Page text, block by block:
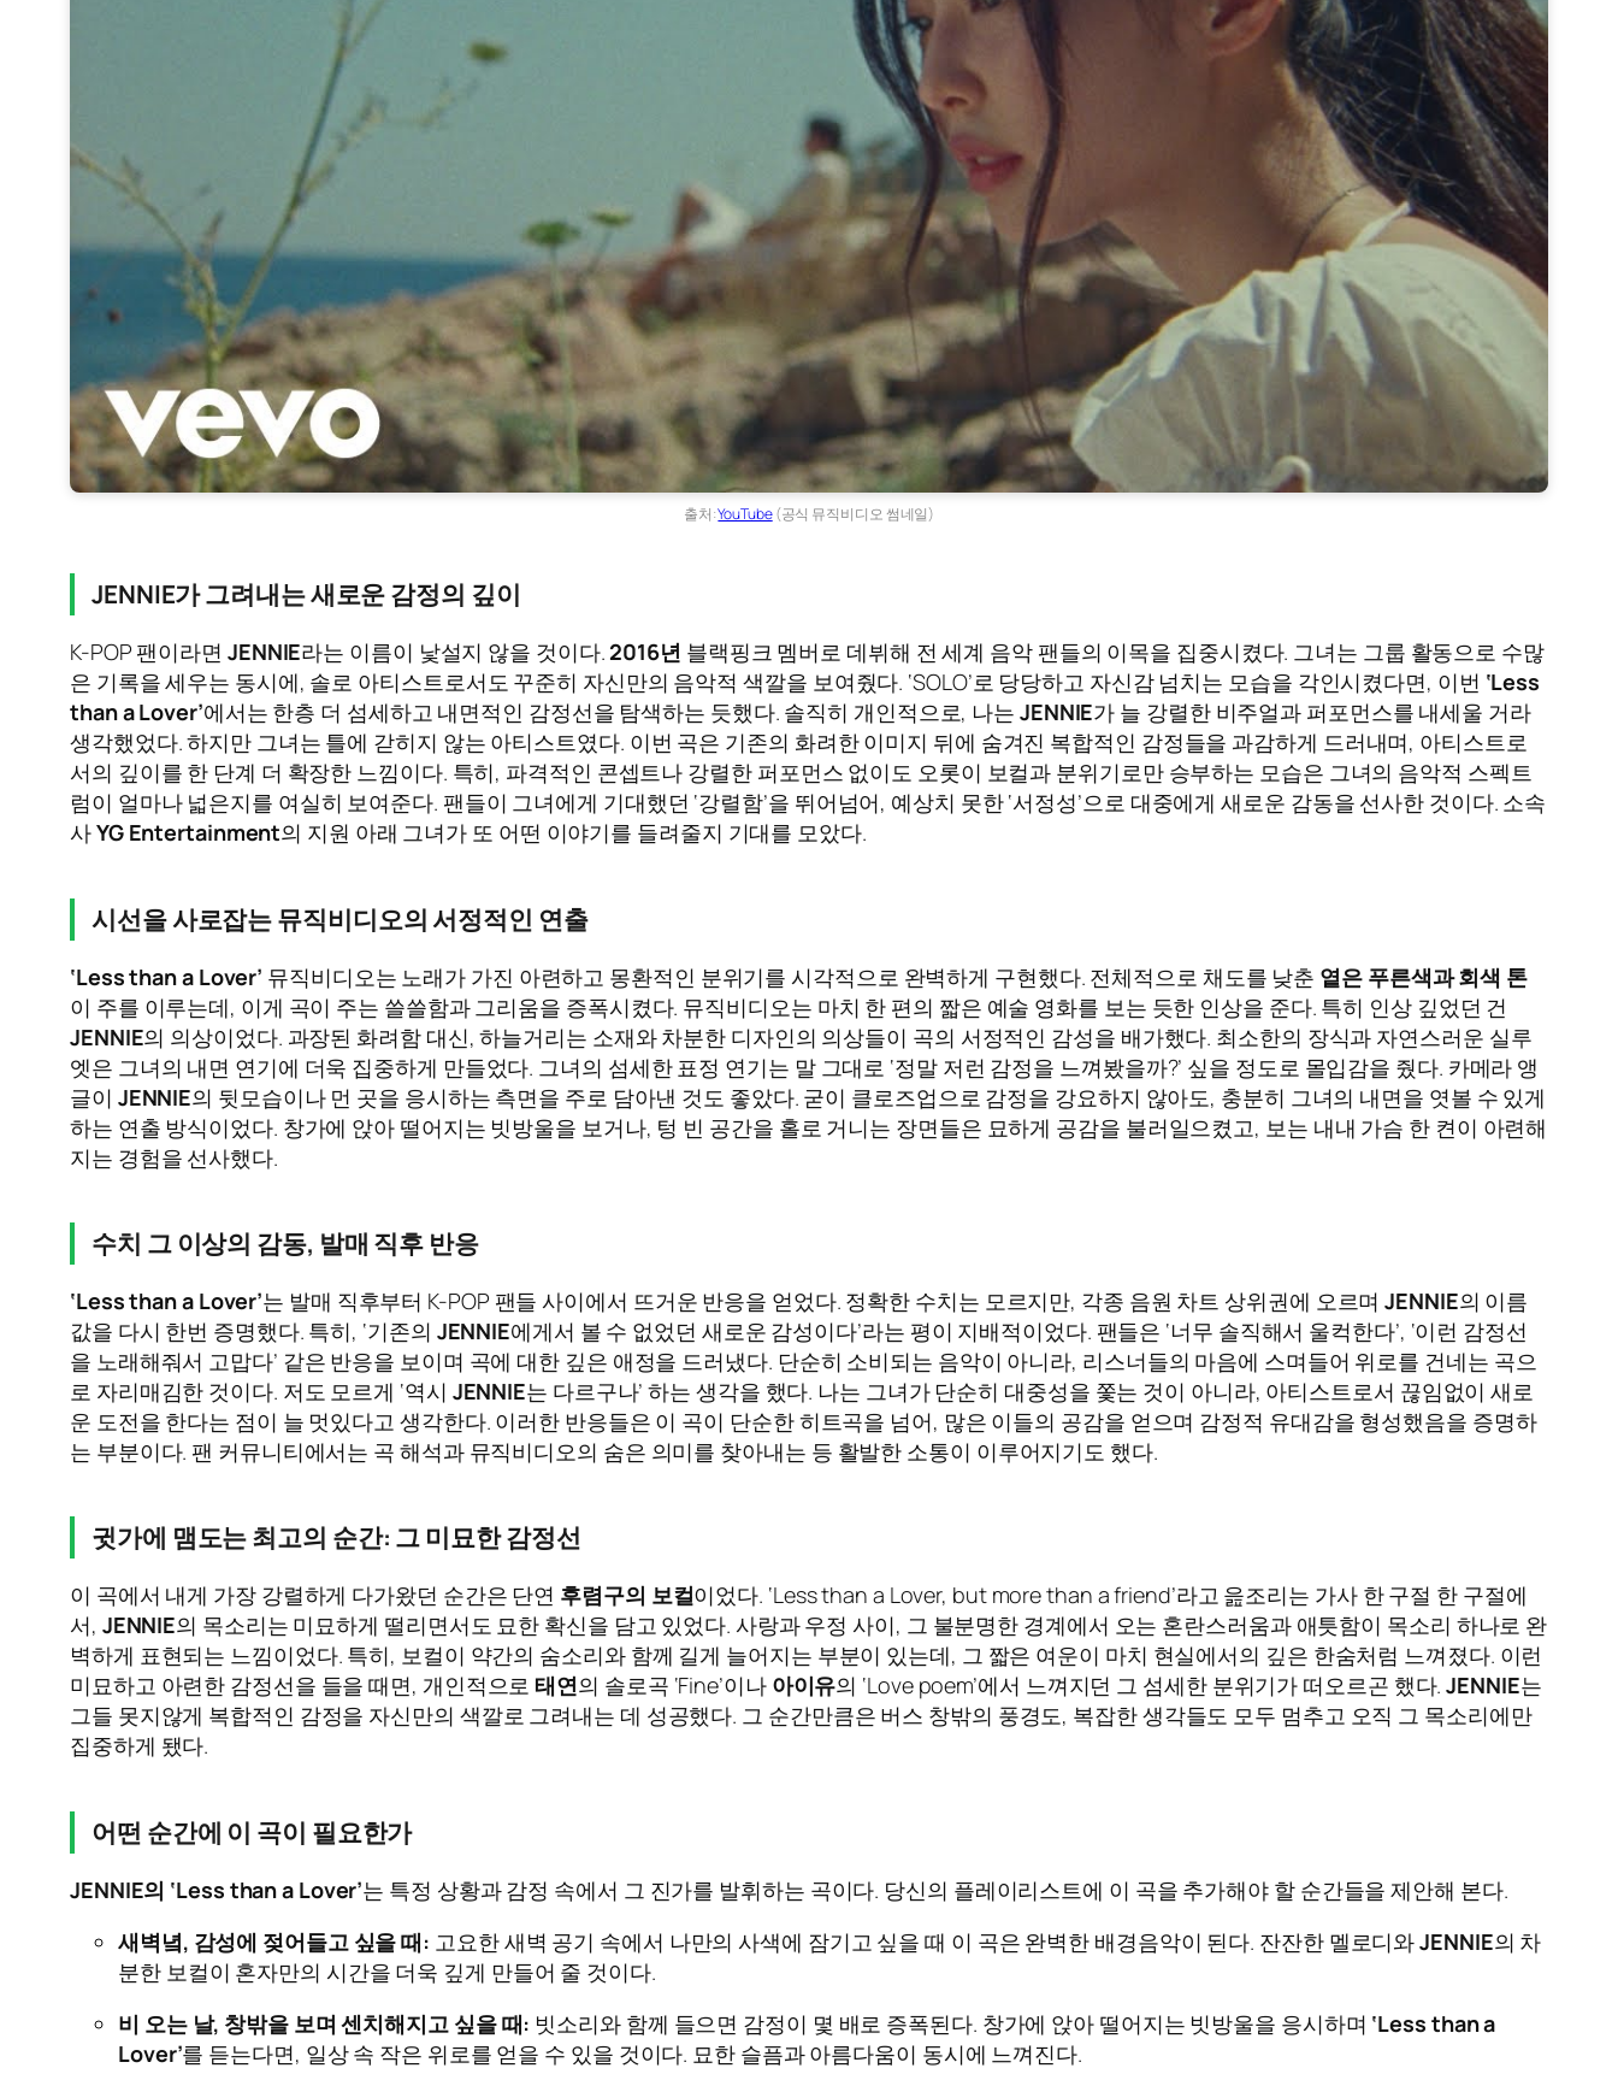
출처:YouTube(공식 뮤직비디오 썸네일)
JENNIE가 그려내는 새로운 감정의 깊이
K-POP 팬이라면 JENNIE라는 이름이 낯설지 않을 것이다. 2016년 블랙핑크 멤버로 데뷔해 전 세계 음악 팬들의 이목을 집중시켰다. 그녀는 그룹 활동으로 수많
은 기록을 세우는 동시에, 솔로 아티스트로서도 꾸준히 자신만의 음악적 색깔을 보여줬다. ‘SOLO’로 당당하고 자신감 넘치는 모습을 각인시켰다면, 이번 ‘Less
than a Lover’에서는 한층 더 섬세하고 내면적인 감정선을 탐색하는 듯했다. 솔직히 개인적으로, 나는 JENNIE가 늘 강렬한 비주얼과 퍼포먼스를 내세울 거라
생각했었다. 하지만 그녀는 틀에 갇히지 않는 아티스트였다. 이번 곡은 기존의 화려한 이미지 뒤에 숨겨진 복합적인 감정들을 과감하게 드러내며, 아티스트로
서의 깊이를 한 단계 더 확장한 느낌이다. 특히, 파격적인 콘셉트나 강렬한 퍼포먼스 없이도 오롯이 보컬과 분위기로만 승부하는 모습은 그녀의 음악적 스펙트
럼이 얼마나 넓은지를 여실히 보여준다. 팬들이 그녀에게 기대했던 ‘강렬함’을 뛰어넘어, 예상치 못한 ‘서정성’으로 대중에게 새로운 감동을 선사한 것이다. 소속
사YG Entertainment의 지원 아래 그녀가 또 어떤 이야기를 들려줄지 기대를 모았다.
시선을 사로잡는 뮤직비디오의 서정적인 연출
‘Less than a Lover’ 뮤직비디오는 노래가 가진 아련하고 몽환적인 분위기를 시각적으로 완벽하게 구현했다. 전체적으로 채도를 낮춘 옅은 푸른색과 회색 톤
이 주를 이루는데, 이게 곡이 주는 쓸쓸함과 그리움을 증폭시켰다. 뮤직비디오는 마치 한 편의 짧은 예술 영화를 보는 듯한 인상을 준다. 특히 인상 깊었던 건
JENNIE의 의상이었다. 과장된 화려함 대신, 하늘거리는 소재와 차분한 디자인의 의상들이 곡의 서정적인 감성을 배가했다. 최소한의 장식과 자연스러운 실루
엣은 그녀의 내면 연기에 더욱 집중하게 만들었다. 그녀의 섬세한 표정 연기는 말 그대로 ‘정말 저런 감정을 느껴봤을까?’ 싶을 정도로 몰입감을 줬다. 카메라 앵
글이 JENNIE의 뒷모습이나 먼 곳을 응시하는 측면을 주로 담아낸 것도 좋았다. 굳이 클로즈업으로 감정을 강요하지 않아도, 충분히 그녀의 내면을 엿볼 수 있게
하는 연출 방식이었다. 창가에 앉아 떨어지는 빗방울을 보거나, 텅 빈 공간을 홀로 거니는 장면들은 묘하게 공감을 불러일으켰고, 보는 내내 가슴 한 켠이 아련해
지는 경험을 선사했다.
수치 그 이상의 감동, 발매 직후 반응
‘Less than a Lover’는 발매 직후부터 K-POP 팬들 사이에서 뜨거운 반응을 얻었다. 정확한 수치는 모르지만, 각종 음원 차트 상위권에 오르며JENNIE의 이름
값을 다시 한번 증명했다. 특히, ‘기존의 JENNIE에게서 볼 수 없었던 새로운 감성이다’라는 평이 지배적이었다. 팬들은 ‘너무 솔직해서 울컥한다’, ‘이런 감정선
을 노래해줘서 고맙다’ 같은 반응을 보이며 곡에 대한 깊은 애정을 드러냈다. 단순히 소비되는 음악이 아니라, 리스너들의 마음에 스며들어 위로를 건네는 곡으
로 자리매김한 것이다. 저도 모르게 ‘역시 JENNIE는 다르구나’ 하는 생각을 했다. 나는 그녀가 단순히 대중성을 쫓는 것이 아니라, 아티스트로서 끊임없이 새로
운 도전을 한다는 점이 늘 멋있다고 생각한다. 이러한 반응들은 이 곡이 단순한 히트곡을 넘어, 많은 이들의 공감을 얻으며 감정적 유대감을 형성했음을 증명하
는 부분이다. 팬 커뮤니티에서는 곡 해석과 뮤직비디오의 숨은 의미를 찾아내는 등 활발한 소통이 이루어지기도 했다.
귓가에 맴도는 최고의 순간: 그 미묘한 감정선
이 곡에서 내게 가장 강렬하게 다가왔던 순간은 단연 후렴구의 보컬이었다. ‘Less than a Lover, but more than a friend’라고 읊조리는 가사 한 구절 한 구절에
서, JENNIE의 목소리는 미묘하게 떨리면서도 묘한 확신을 담고 있었다. 사랑과 우정 사이, 그 불분명한 경계에서 오는 혼란스러움과 애틋함이 목소리 하나로 완
벽하게 표현되는 느낌이었다. 특히, 보컬이 약간의 숨소리와 함께 길게 늘어지는 부분이 있는데, 그 짧은 여운이 마치 현실에서의 깊은 한숨처럼 느껴졌다. 이런
미묘하고 아련한 감정선을 들을 때면, 개인적으로 태연의 솔로곡 ‘Fine’이나 아이유의 ‘Love poem’에서 느껴지던 그 섬세한 분위기가 떠오르곤 했다.JENNIE는
그들 못지않게 복합적인 감정을 자신만의 색깔로 그려내는 데 성공했다. 그 순간만큼은 버스 창밖의 풍경도, 복잡한 생각들도 모두 멈추고 오직 그 목소리에만
집중하게 됐다.
어떤 순간에 이 곡이 필요한가
JENNIE의 ‘Less than a Lover’는 특정 상황과 감정 속에서 그 진가를 발휘하는 곡이다. 당신의 플레이리스트에 이 곡을 추가해야 할 순간들을 제안해 본다.
새벽녘, 감성에 젖어들고 싶을 때: 고요한 새벽 공기 속에서 나만의 사색에 잠기고 싶을 때 이 곡은 완벽한 배경음악이 된다. 잔잔한 멜로디와JENNIE의 차
분한 보컬이 혼자만의 시간을 더욱 깊게 만들어 줄 것이다.
비 오는 날, 창밖을 보며 센치해지고 싶을 때: 빗소리와 함께 들으면 감정이 몇 배로 증폭된다. 창가에 앉아 떨어지는 빗방울을 응시하며 ‘Less than a
Lover’를 듣는다면, 일상 속 작은 위로를 얻을 수 있을 것이다. 묘한 슬픔과 아름다움이 동시에 느껴진다.